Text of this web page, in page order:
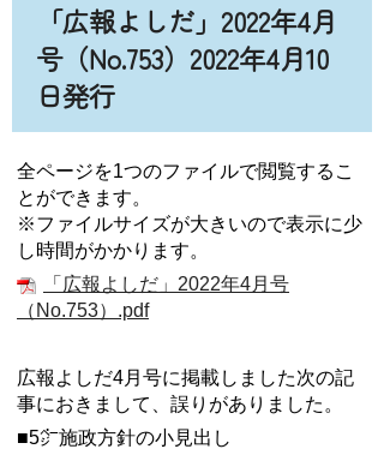
「広報よしだ」2022年4月
号（No.753）2022年4月10
日発行
全ページを1つのファイルで閲覧するこ
とができます。
※ファイルサイズが大きいので表示に少
し時間がかかります。
「広報よしだ」2022年4月号
（No.753）.pdf
広報よしだ4月号に掲載しました次の記
事におきまして、誤りがありました。
■5㌻施政方針の小見出し